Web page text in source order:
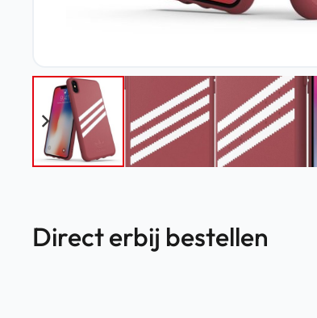
Direct erbij bestellen